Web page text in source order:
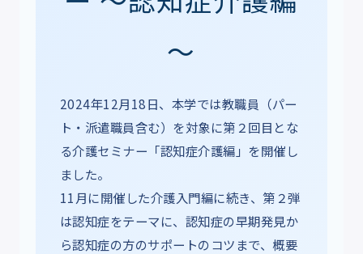
～
2024年12月18日、本学では教職員（パー
ト・派遣職員含む）を対象に第２回目とな
る介護セミナー「認知症介護編」を開催し
ました。
11月に開催した介護入門編に続き、第２弾
は認知症をテーマに、認知症の早期発見か
ら認知症の方のサポートのコツまで、概要